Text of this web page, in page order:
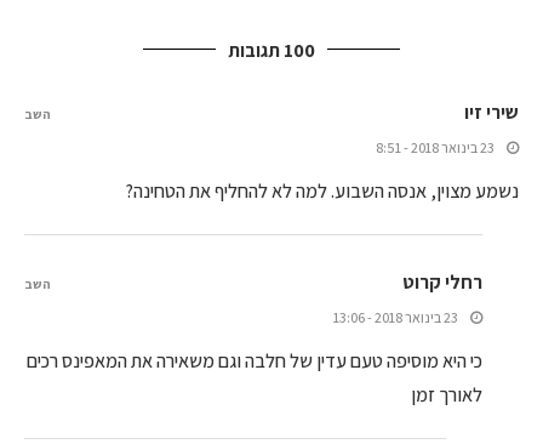
100 תגובות
שירי זיו
23 בינואר 2018 - 8:51
נשמע מצוין, אנסה השבוע. למה לא להחליף את הטחינה?
השב
רחלי קרוט
23 בינואר 2018 - 13:06
כי היא מוסיפה טעם עדין של חלבה וגם משאירה את המאפינס רכים
לאורך זמן
השב